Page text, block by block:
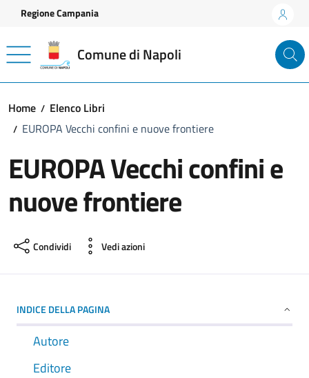
Vai ai contenuti
Vai al footer
Regione Campania
Comune di Napoli
Home
Elenco Libri
EUROPA Vecchi confini e nuove frontiere
EUROPA Vecchi confini e
nuove frontiere
Condividi Vedi azioni
INDICE DELLA PAGINA
Autore
Editore